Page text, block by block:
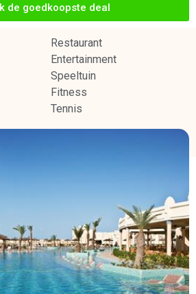
de goedkoopste deal
Restaurant
Entertainment
Speeltuin
Fitness
Tennis